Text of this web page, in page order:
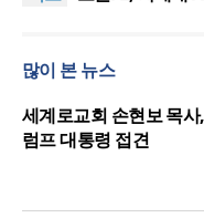
래세대 위한 국가
기감 이대위, 감
2026년 상반기
34.4% 감소
많이 본 뉴스
세계로교회 손현보 목
럼프 대통령 접견